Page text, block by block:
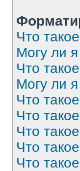
Что
Могу ли
Что
Могу ли
Что
Что
Что
Что
Что